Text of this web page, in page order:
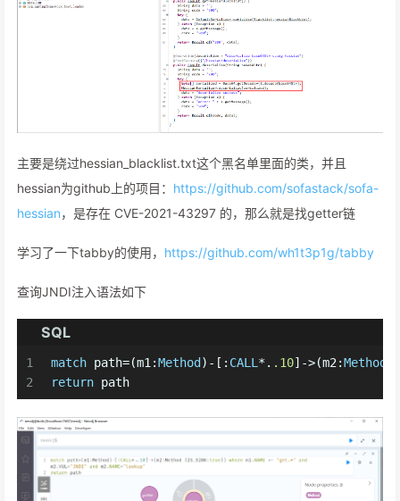
主要是绕过hessian_blacklist.txt这个黑名单里面的类，并且
hessian为github上的项目： https://github.com/sofastack/sofa-
hessian，是存在 CVE-2021-43297 的，那么就是找getter链
学习了一下tabby的使用， https://github.com/wh1t3p1g/tabby
查询JNDI注入语法如下
SQL
1
2
match path=(m1:Method ) - [: CALL* . .10] ->(m2:Method
return path